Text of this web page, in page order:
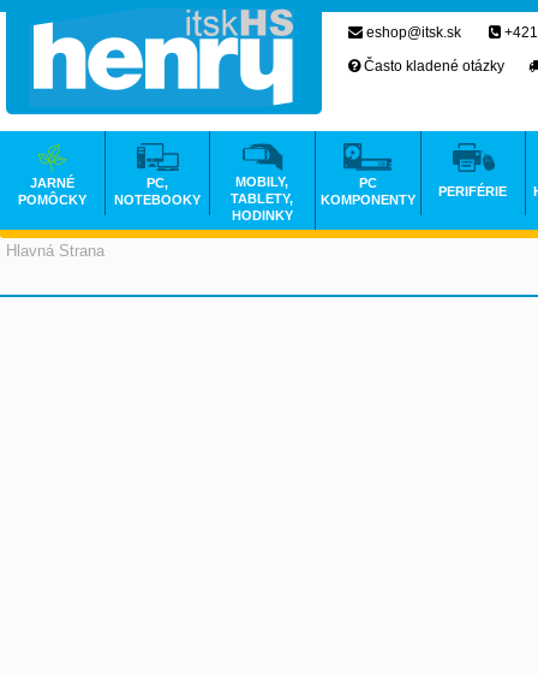
Hlavná Strana
eshop@itsk.sk
Často kladené otázky
JARNÉ
POMÔCKY
PC,
NOTEBOOKY
MOBILY,
TABLETY,
HODINKY
PC
KOMPONENTY
PERIFÉRIE